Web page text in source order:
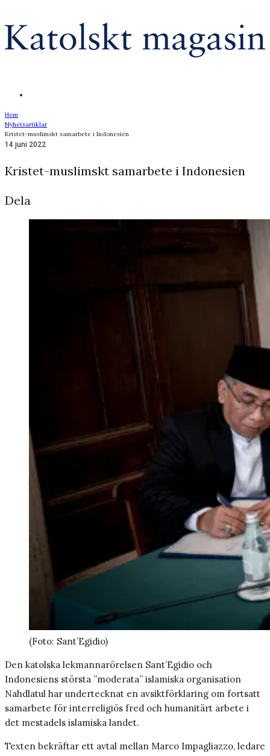
Hem
Nyhetsartiklar
Kristet-muslimskt samarbete i Indonesien
14 juni 2022
Kristet-muslimskt samarbete i Indonesien
Dela
(Foto: Sant’Egidio)
Den katolska lekmannarörelsen Sant’Egidio och
Indonesiens största ”moderata” islamiska organisation
Nahdlatul har undertecknat en avsiktförklaring om fortsatt
samarbete för interreligiös fred och humanitärt arbete i
det mestadels islamiska landet.
Texten bekräftar ett avtal mellan Marco Impagliazzo, ledare